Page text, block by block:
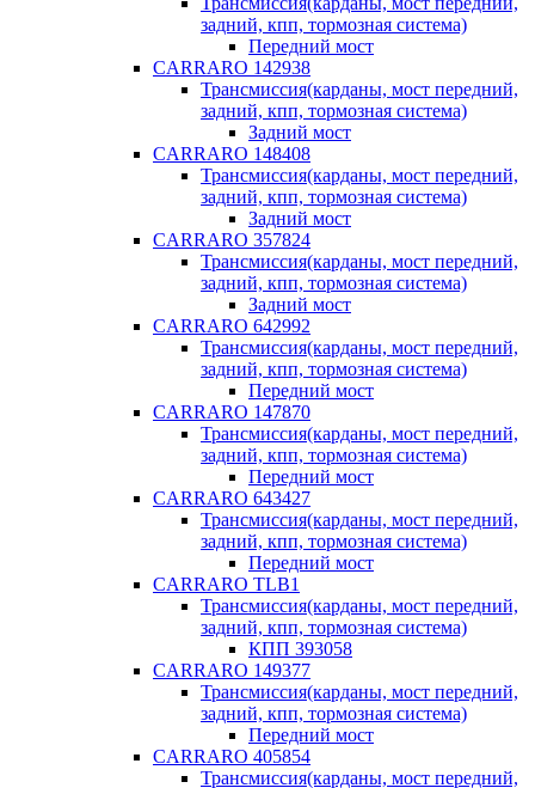
задний, кпп, тормозная система)
Передний мост
CARRARO 142938
Трансмиссия(карданы, мост передний,
задний, кпп, тормозная система)
Задний мост
CARRARO 148408
Трансмиссия(карданы, мост передний,
задний, кпп, тормозная система)
Задний мост
CARRARO 357824
Трансмиссия(карданы, мост передний,
задний, кпп, тормозная система)
Задний мост
CARRARO 642992
Трансмиссия(карданы, мост передний,
задний, кпп, тормозная система)
Передний мост
CARRARO 147870
Трансмиссия(карданы, мост передний,
задний, кпп, тормозная система)
Передний мост
CARRARO 643427
Трансмиссия(карданы, мост передний,
задний, кпп, тормозная система)
Передний мост
CARRARO TLB1
Трансмиссия(карданы, мост передний,
задний, кпп, тормозная система)
КПП 393058
CARRARO 149377
Трансмиссия(карданы, мост передний,
задний, кпп, тормозная система)
Передний мост
CARRARO 405854
Трансмиссия(карданы, мост передний,